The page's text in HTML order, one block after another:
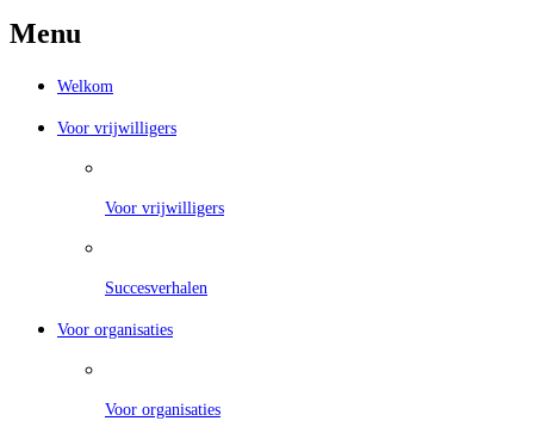
Menu
Welkom
Voor vrijwilligers
Voor vrijwilligers
Succesverhalen
Voor organisaties
Voor organisaties